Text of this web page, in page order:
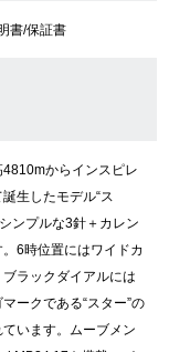
の方
書/保証書
からインスピレ
生したモデル“ス
ンプルな3針＋カレン
6時位置にはワイドカ
ラックダイアルには
ークである“スター”の
います。ムーブメン